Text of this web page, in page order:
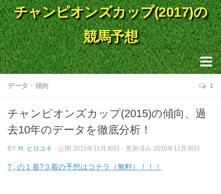
チャンピオンズカップ(2017)の
競馬予想
トップページ
予想
データ・傾向
データ・傾向 1
チャンピオンズカップ(2015)の傾向、過
去10年のデータを徹底分析！
BY H. ヒロユキ · 公開 2015年11月30日 · 更新済み 2016年11月30日
? , の１着?３着の予想はコチラ（無料）！！！